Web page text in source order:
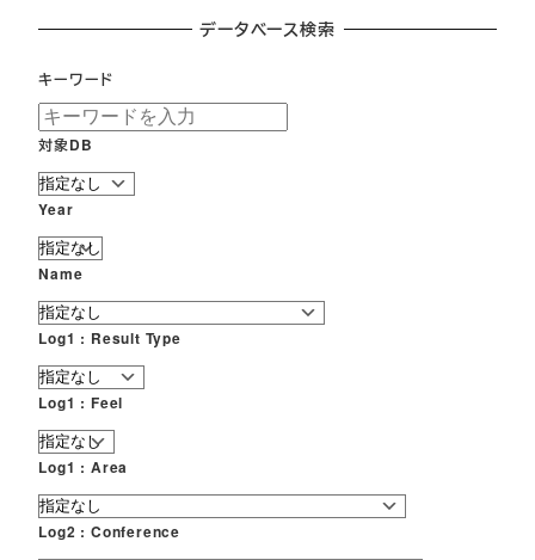
データベース検索
キーワード
対象DB
Year
Name
Log1 : Result Type
Log1 : Feel
Log1 : Area
Log2 : Conference